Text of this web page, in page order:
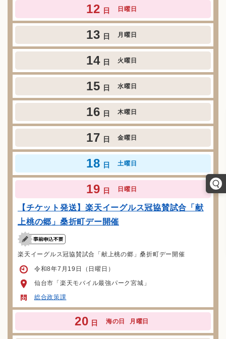
12 日 日曜日
13 日 月曜日
14 日 火曜日
15 日 水曜日
16 日 木曜日
17 日 金曜日
18 日 土曜日
19 日 日曜日
【チケット発送】楽天イーグルス冠協賛試合「献
上桃の郷」桑折町デー開催
楽天イーグルス冠協賛試合「献上桃の郷」桑折町デー開催
令和8年7月19日（日曜日）
仙台市「楽天モバイル最強パーク宮城」
総合政策課
20 日 海の日 月曜日